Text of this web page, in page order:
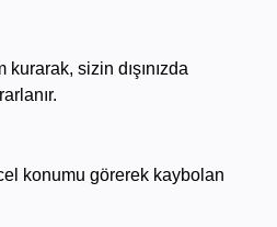
sizin dışınızda
konumu görerek kaybolan